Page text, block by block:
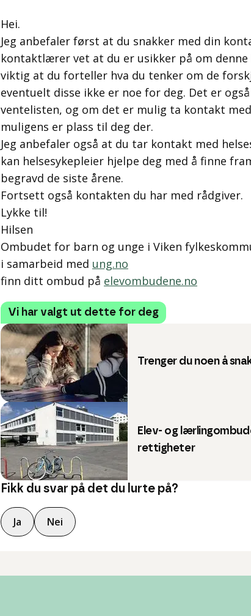
Hei.
Jeg anbefaler først at du snakker med din
kontaktlærer vet at du er usikker på om
viktig at du forteller hva du tenker om de
eventuelt disse ikke er noe for deg. Det er
ventelisten, og om det er mulig ta kontakt
muligens er plass til deg der.
Jeg anbefaler også at du tar kontakt med
kan helsesykepleier hjelpe deg med å finne
begravd de siste årene.
Fortsett også kontakten du har med rådgiver.
Lykke til!
Hilsen
Ombudet for barn og unge i Viken
i samarbeid med ung.no
finn ditt ombud på elevombudene.no
Vi har valgt ut dette for deg
Trenger du noen å
Elev- og
rettigheter
Fikk du svar på det du lurte på?
Ja Nei